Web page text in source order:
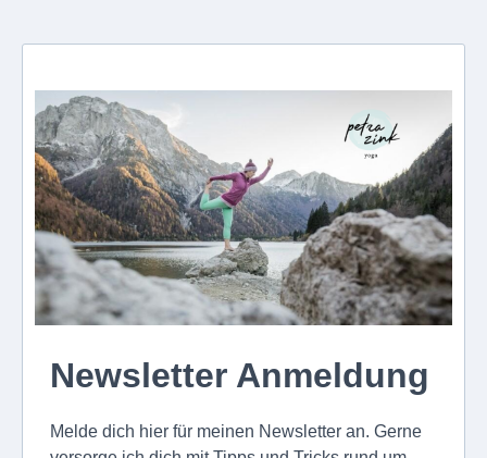
Newsletter Anmeldung
Melde dich hier für meinen Newsletter an. Gerne